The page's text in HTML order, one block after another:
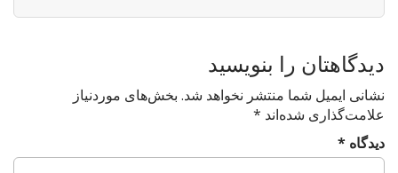
o
دیدگاهتان را بنویسید
نشانی ایمیل شما منتشر نخواهد شد. بخش‌های موردنیاز
علامت‌گذاری شده‌اند *
دیدگاه *